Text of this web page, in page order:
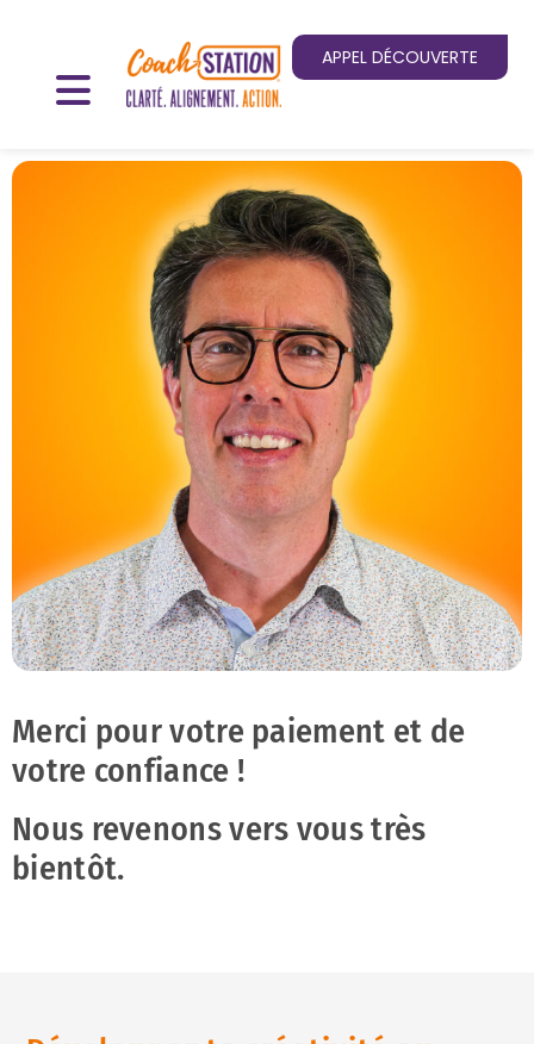
APPEL DÉCOUVERTE
Merci pour votre paiement et de
votre confiance !
Nous revenons vers vous très
bientôt.